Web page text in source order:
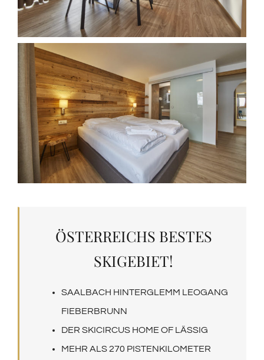
ÖSTERREICHS BESTES
SKIGEBIET!
SAALBACH HINTERGLEMM LEOGANG
FIEBERBRUNN
DER SKICIRCUS HOME OF LÄSSIG
MEHR ALS 270 PISTENKILOMETER